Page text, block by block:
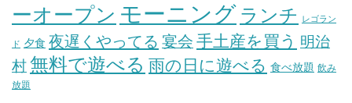
ーオープン モーニング ランチ レゴラン
ド 夕食 夜遅くやってる 宴会 手土産を買う 明治
村無料で遊べる 雨の日に遊べる 食べ放題 飲み
放題